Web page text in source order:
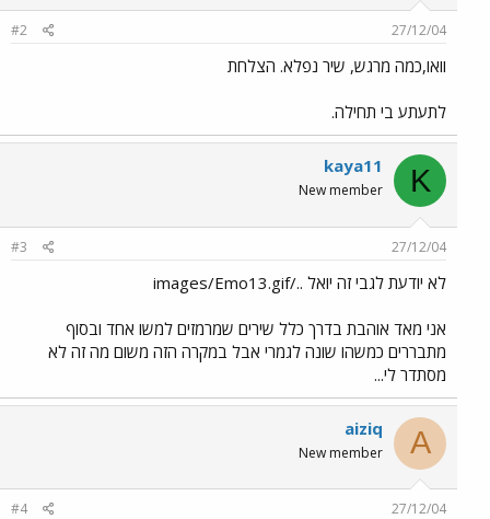
27/12/04
#2
וואו,כמה מרגש, שיר נפלא. הצלחת
לתעתע בי תחילה.
K
kaya11
New member
27/12/04
#3
לא יודעת לגבי זה יואל ../images/Emo13.gif
אני מאד אוהבת בדרך כלל שירים שמרמזים למשו אחד ובסוף
מתבררים כמשהו שונה לגמרי אבל במקרה הזה משום מה זה לא
מסתדר לי...
A
aiziq
New member
27/12/04
#4